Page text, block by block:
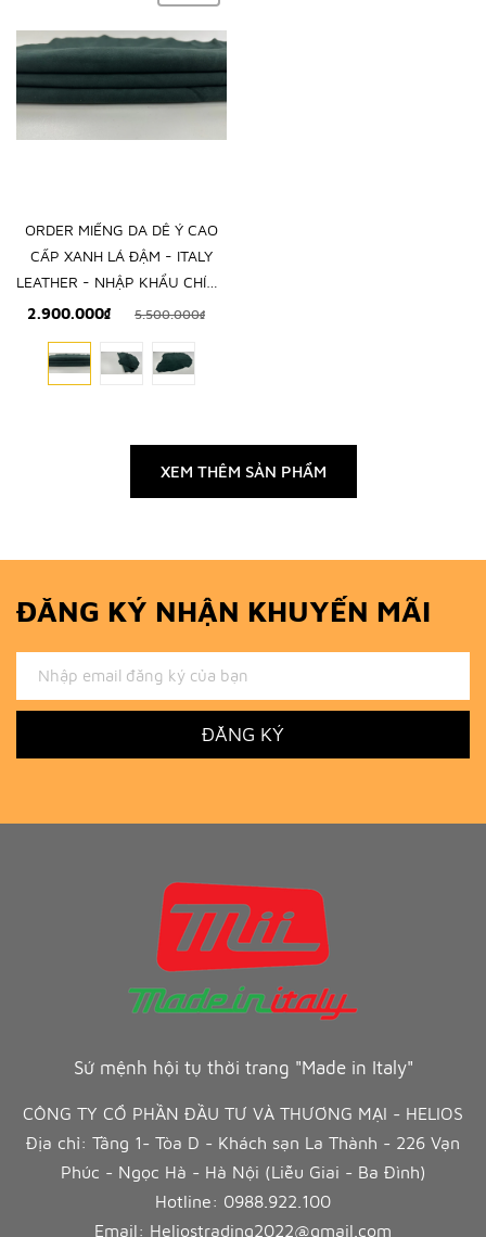
ORDER MIẾNG DA DÊ Ý CAO
CẤP XANH LÁ ĐẬM - ITALY
LEATHER - NHẬP KHẨU CHÍNH
HÃNG TỪ Ý
2.900.000₫ 5.500.000₫
XEM THÊM SẢN PHẨM
ĐĂNG KÝ NHẬN KHUYẾN MÃI
ĐĂNG KÝ
Sứ mệnh hội tụ thời trang "Made in Italy"
CÔNG TY CỔ PHẦN ĐẦU TƯ VÀ THƯƠNG MẠI - HELIOS
Địa chỉ: Tầng 1- Tòa D - Khách sạn La Thành - 226 Vạn
Phúc - Ngọc Hà - Hà Nội (Liễu Giai - Ba Đình)
Hotline: 0988.922.100
Email: Heliostrading2022@gmail.com